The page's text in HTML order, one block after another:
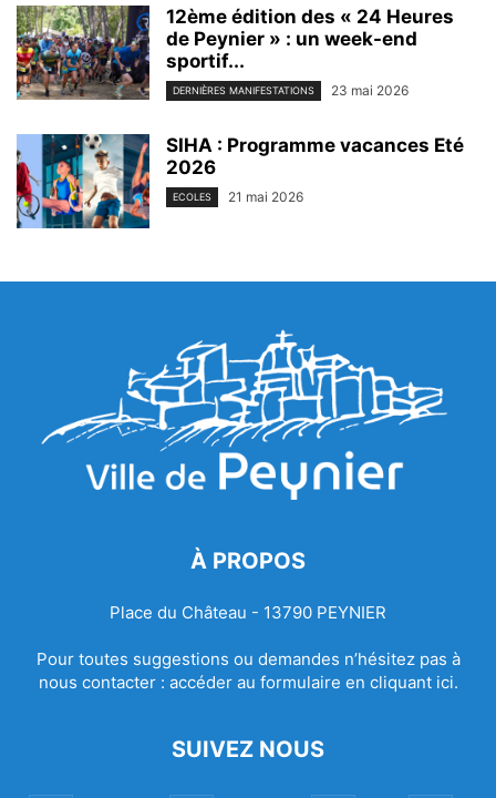
12ème édition des « 24 Heures
de Peynier » : un week-end
sportif...
DERNIÈRES MANIFESTATIONS 23 mai 2026
SIHA : Programme vacances Eté
2026
ECOLES 21 mai 2026
À PROPOS
Place du Château - 13790 PEYNIER
Pour toutes suggestions ou demandes n’hésitez pas à
nous contacter : accéder au formulaire en cliquant ici.
SUIVEZ NOUS